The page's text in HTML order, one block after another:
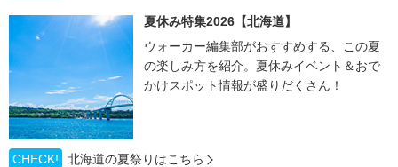
夏休み特集2026【北海道】
ウォーカー編集部がおすすめする、この夏
の楽しみ方を紹介。夏休みイベント＆おで
かけスポット情報が盛りだくさん！
CHECK! 北海道の夏祭りはこちら